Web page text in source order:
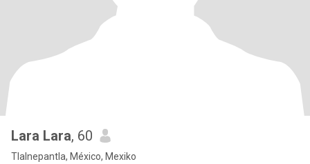
Lara Lara, 60
Tlalnepantla, México, Mexiko